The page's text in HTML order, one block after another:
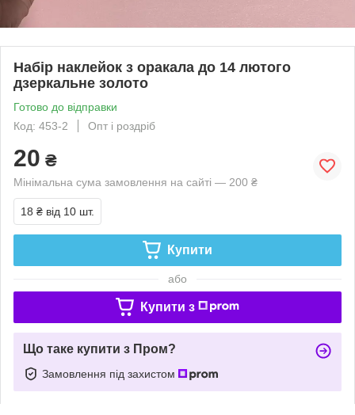
Набір наклейок з оракала до 14 лютого
дзеркальне золото
Готово до відправки
Код: 453-2
Опт і роздріб
20 ₴
Мінімальна сума замовлення на сайті — 200 ₴
18 ₴ від 10 шт.
Купити
або
Купити з
Що таке купити з Пром?
Замовлення під захистом